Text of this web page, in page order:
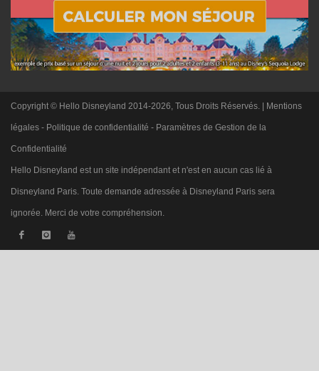
Copyright © Hello Disneyland 2014-2026, Tous Droits Réservés. | Mentions
légales - Politique de confidentialité - Paramètres de Gestion de la
Confidentialité
Hello Disneyland est un site indépendant et n'est en aucun cas lié à
Disneyland Paris. Toute demande adressée à Disneyland Paris sera
ignorée. Merci de votre compréhension.